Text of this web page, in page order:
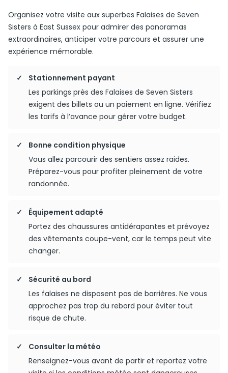
Organisez votre visite aux superbes Falaises de Seven
Sisters à East Sussex pour admirer des panoramas
extraordinaires, anticiper votre parcours et assurer une
expérience mémorable.
Stationnement payant
Les parkings près des Falaises de Seven Sisters
exigent des billets ou un paiement en ligne. Vérifiez
les tarifs à l’avance pour gérer votre budget.
Bonne condition physique
Vous allez parcourir des sentiers assez raides.
Préparez-vous pour profiter pleinement de votre
randonnée.
Équipement adapté
Portez des chaussures antidérapantes et prévoyez
des vêtements coupe-vent, car le temps peut vite
changer.
Sécurité au bord
Les falaises ne disposent pas de barrières. Ne vous
approchez pas trop du rebord pour éviter tout
risque de chute.
Consulter la météo
Renseignez-vous avant de partir et reportez votre